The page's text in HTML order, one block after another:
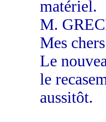
matériel.
M.
Mes
Le
le
aussitôt.